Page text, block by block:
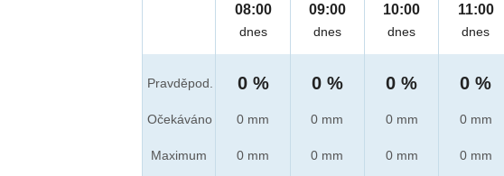
Pravděpod.
Očekáváno
Maximum
08:00
dnes
0 %
0 mm
0 mm
09:00
dnes
0 %
0 mm
0 mm
10:00
dnes
0 %
0 mm
0 mm
11:00
dnes
0 %
0 mm
0 mm